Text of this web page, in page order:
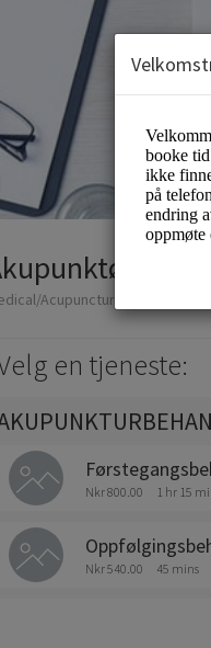
Acupuncture
en tjeneste:
Nkr 800.00 1 hr 15
Nkr 540.00 45 mins